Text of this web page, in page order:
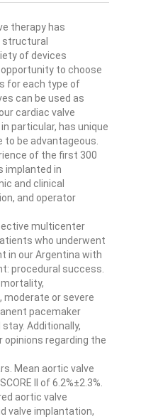
therapy has
of devices
to choose
for each type of
can be used as
cardiac valve
particular, has unique
be advantageous.
of the first 300
implanted in
and clinical
and operator
multicenter
who underwent
in our Argentina with
procedural success.
moderate or severe
pacemaker
Additionally,
regarding the
Mean aortic valve
II of 6.2%±2.3%.
aortic valve
valve implantation,